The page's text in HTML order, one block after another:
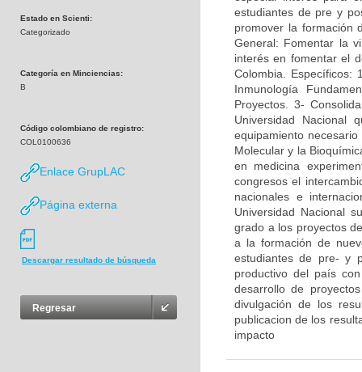
Estado en Scienti:
Categorizado
Categoría en Minciencias:
B
Código colombiano de registro:
COL0100636
Enlace GrupLAC
Página externa
Descargar resultado de búsqueda
Regresar
estudiantes de pre y
promover la formación
General: Fomentar la
interés en fomentar el
Colombia. Específicos:
Inmunología
Proyectos. 3-
Universidad
equipamiento
Molecular y la
en medicina
congresos el
nacionales e
Universidad Nacional
grado a los proyectos
a la formación de
estudiantes de pre- y
productivo del país
desarrollo de
divulgación de los
publicacion de los
impacto